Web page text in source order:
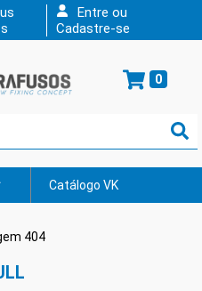
Entre ou
Cadastre-se
0
Catálogo VK